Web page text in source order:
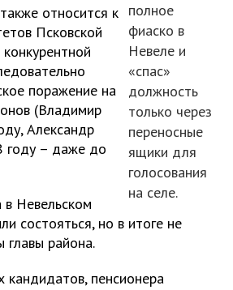
полное
фиаско в
Невеле и
«спас»
должность
только через
переносные
ящики для
голосования
на селе.
относится к
Псковской
поражение на
(Владимир
Александр
году – даже до
Невельском
состояться, но в итоге не
главы района.
кандидатов, пенсионера